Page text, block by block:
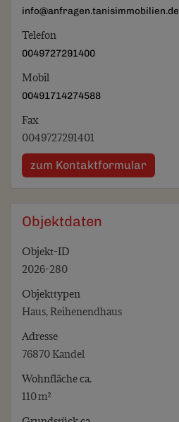
info@anfragen.tanisimmobilien.de
Telefon
0049727291400
Mobil
00491714274588
Fax
0049727291401
zum Kontaktformular
Objektdaten
Objekt-ID
2026-280
Objekttypen
Haus, Reihenendhaus
Adresse
76870 Kandel
Wohnfläche ca.
110 m²